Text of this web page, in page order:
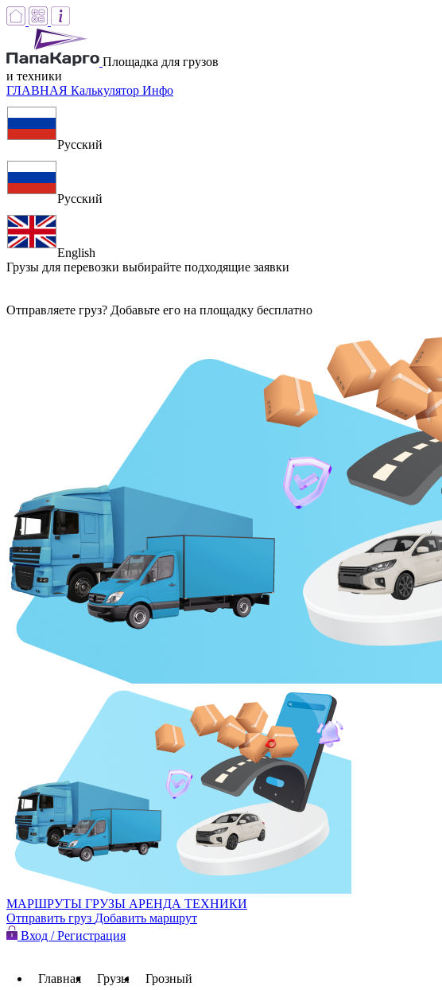
Площадка для грузов
и техники
ГЛАВНАЯ Калькулятор Инфо
Русский
Русский
English
Грузы для перевозки выбирайте подходящие заявки
Отправляете груз? Добавьте его на площадку бесплатно
МАРШРУТЫ ГРУЗЫ АРЕНДА ТЕХНИКИ
Отправить груз Добавить маршрут
Вход / Регистрация
Главная Грузы Грозный